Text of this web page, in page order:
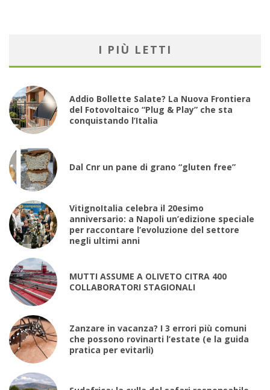
I PIÙ LETTI
Addio Bollette Salate? La Nuova Frontiera
del Fotovoltaico “Plug & Play” che sta
conquistando l’Italia
Dal Cnr un pane di grano “gluten free”
VitignoItalia celebra il 20esimo
anniversario: a Napoli un’edizione speciale
per raccontare l’evoluzione del settore
negli ultimi anni
MUTTI ASSUME A OLIVETO CITRA 400
COLLABORATORI STAGIONALI
Zanzare in vacanza? I 3 errori più comuni
che possono rovinarti l’estate (e la guida
pratica per evitarli)